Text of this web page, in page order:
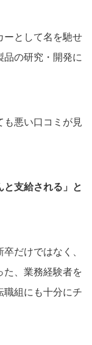
ーとして名を馳せ
品の研究・開発に
も悪い口コミが見
と支給される」と
だけではなく、
た、業務経験者を
職組にも十分にチ